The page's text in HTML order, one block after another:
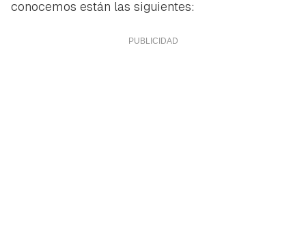
conocemos están las siguientes: